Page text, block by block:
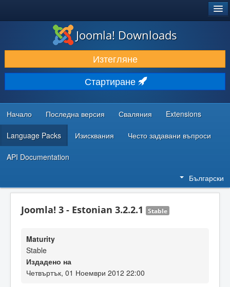
ИЗТЕГЛЯНЕ & РАЗШИРЯВАНЕ
ОТКРИВАЙТЕ & УЧЕТЕ
ОБЩНОСТ & ПОДДРЪЖКА
РЕСУРСИ ЗА РАЗРАБОТКА
Joomla! Downloads
Изтегляне
Стартиране
Начало Последна версия Сваляния Extensions
Language Packs Изисквания Често задавани въпроси
API Documentation
Български
Joomla! 3 - Estonian 3.2.2.1 Stable
Maturity
Stable
Издадено на
Четвъртък, 01 Ноември 2012 22:00